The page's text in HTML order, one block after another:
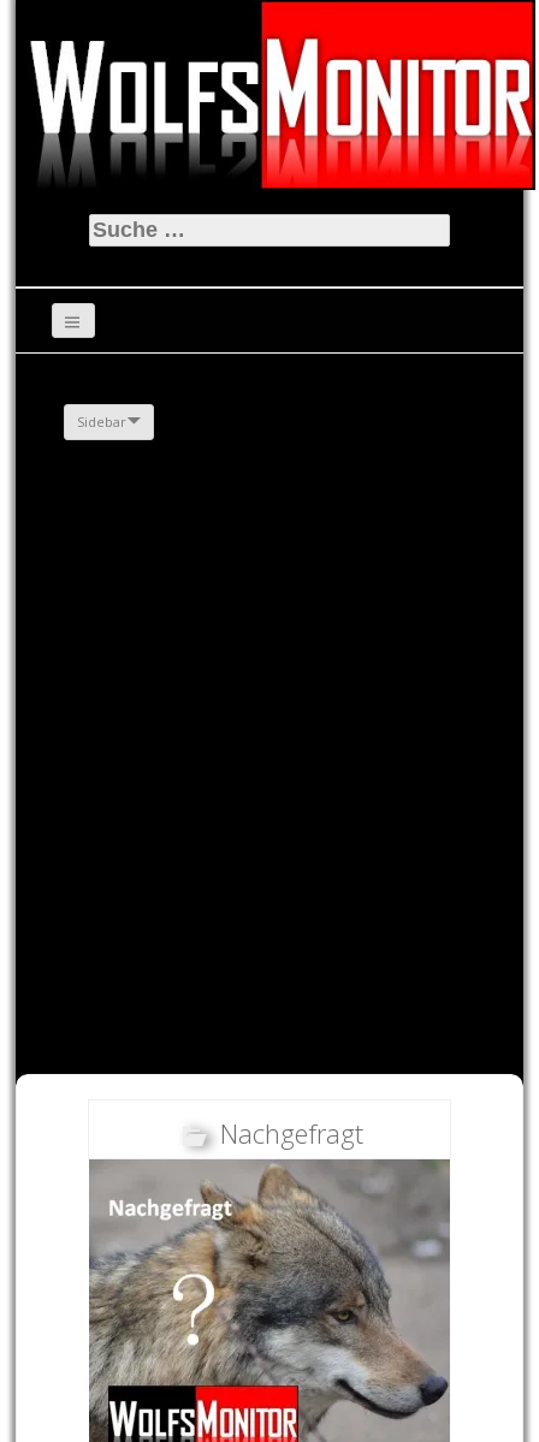
Suche
nach:
Sidebar
Nachgefragt